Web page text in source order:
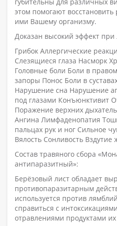
этом помогают
ими Вашему организму.
Доказан высокий эффект при
Грибок Аллергические
Слезящиеся глаза Насморк
Головные боли Боли в
запоры Понос Боли в
Нарушение сна Нарушение
под глазами Конъюнктивит
Поражение верхних
Ангина Лимфаденопатия
пальцах рук и ног Сильное
Вялость Сонливость Вздутие
Состав травяного сбора
антипаразитный»:
Берёзовый лист обладает
противопаразитарным
используется против
справиться с
отравлениями продуктами